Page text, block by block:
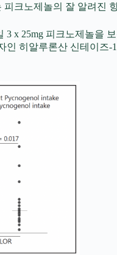
크노제놀의 잘 알려진
x 25mg 피크노제놀
히알루론산 신테이즈-